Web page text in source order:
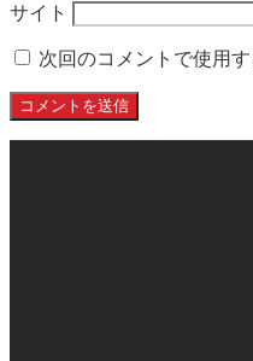
サイト
次回のコメントで使用